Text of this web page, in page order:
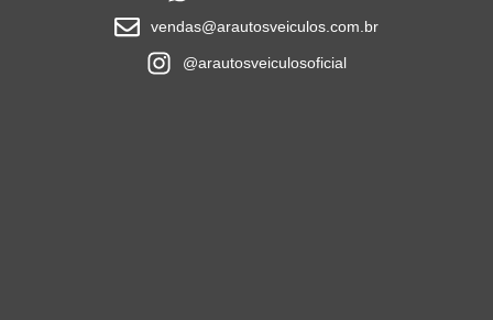
vendas@arautosveiculos.com.br
@arautosveiculosoficial